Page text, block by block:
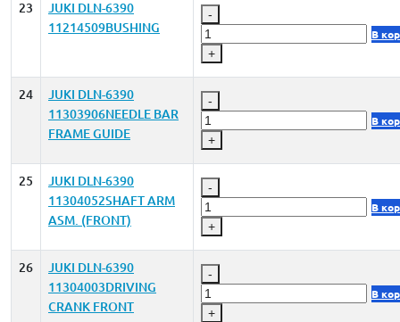
23
JUKI DLN-6390
11214509BUSHING
-
+
В
24
JUKI DLN-6390
11303906NEEDLE BAR
FRAME GUIDE
-
+
В
25
JUKI DLN-6390
11304052SHAFT ARM
ASM. (FRONT)
-
+
В
26
JUKI DLN-6390
11304003DRIVING
CRANK FRONT
-
+
В